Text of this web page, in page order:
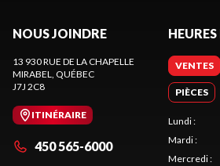
NOUS JOINDRE
13 930 RUE DE LA CHAPELLE
MIRABEL, QUÉBEC
J7J 2C8
ITINÉRAIRE
450 565-6000
VENTES
PIÈCES
Lundi:
Mardi:
Mercredi: